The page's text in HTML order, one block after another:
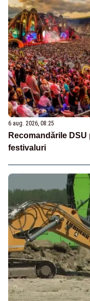
6 aug. 2026, 08:25
Recomandările
festivaluri